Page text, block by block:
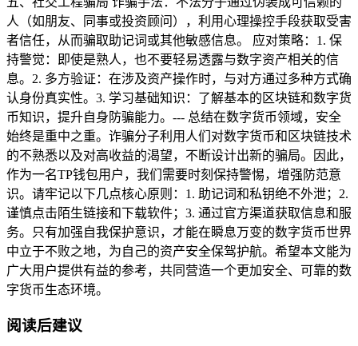
人（如朋友、同事或投资顾问），利用心理操控手段获取受害
者信任，从而骗取助记词或其他敏感信息。 应对策略：1. 保
持警觉：即使是熟人，也不要轻易透露与数字资产相关的信
息。2. 多方验证：在涉及资产操作时，与对方通过多种方式确
认身份真实性。3. 学习基础知识：了解基本的区块链和数字货
币知识，提升自身防骗能力。--- 总结在数字货币领域，安全
始终是重中之重。诈骗分子利用人们对数字货币和区块链技术
的不熟悉以及对高收益的渴望，不断设计出新的骗局。因此，
作为一名TP钱包用户，我们需要时刻保持警惕，增强防范意
识。请牢记以下几点核心原则：1. 助记词和私钥绝不外泄；2.
谨慎点击陌生链接和下载软件；3. 通过官方渠道获取信息和服
务。只有加强自我保护意识，才能在瞬息万变的数字货币世界
中立于不败之地，为自己的资产安全保驾护航。希望本文能为
广大用户提供有益的参考，共同营造一个更加安全、可靠的数
字货币生态环境。
阅读后建议